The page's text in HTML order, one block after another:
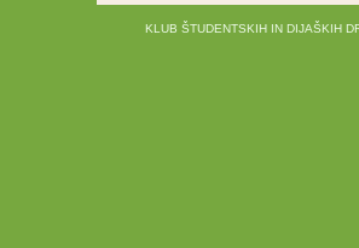
KLUB ŠTUDENTSKIH IN DIJAŠKIH